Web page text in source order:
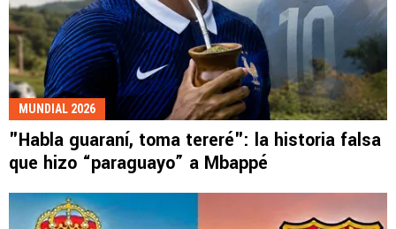
MUNDIAL 2026
"Habla guaraní, toma tereré": la historia falsa
que hizo “paraguayo” a Mbappé